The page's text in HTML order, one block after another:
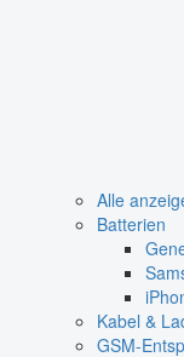
Alle
Batterien
Kabel &
GSM-